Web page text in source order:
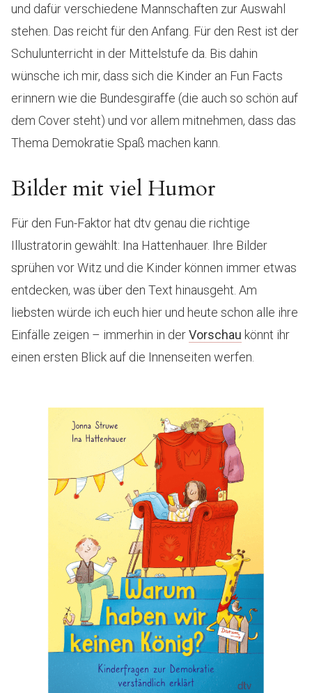
und dafür verschiedene Mannschaften zur Auswahl
stehen. Das reicht für den Anfang. Für den Rest ist der
Schulunterricht in der Mittelstufe da. Bis dahin
wünsche ich mir, dass sich die Kinder an Fun Facts
erinnern wie die Bundesgiraffe (die auch so schön auf
dem Cover steht) und vor allem mitnehmen, dass das
Thema Demokratie Spaß machen kann.
Bilder mit viel Humor
Für den Fun-Faktor hat dtv genau die richtige
Illustratorin gewählt: Ina Hattenhauer. Ihre Bilder
sprühen vor Witz und die Kinder können immer etwas
entdecken, was über den Text hinausgeht. Am
liebsten würde ich euch hier und heute schon alle ihre
Einfälle zeigen – immerhin in derVorschau könnt ihr
einen ersten Blick auf die Innenseiten werfen.